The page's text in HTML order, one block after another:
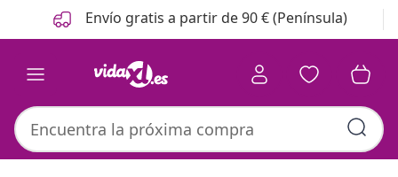
Anterior
Siguiente Envío gratis a partir de 90 € (Península)